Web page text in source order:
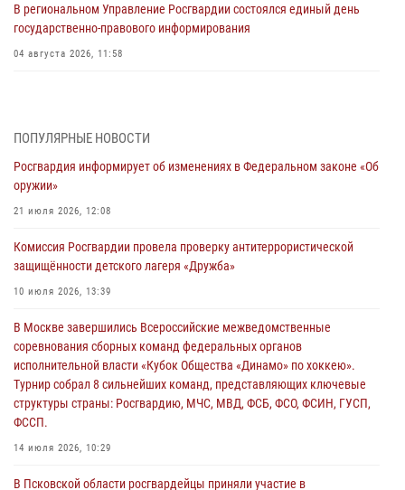
В региональном Управление Росгвардии состоялся единый день
государственно-правового информирования
04 августа 2026, 11:58
03 августа 2026, 17:21
21 единицу оружия изъяли Псковские росгвардейцы за неделю
03 августа 2026, 14:10
безопасности во время празднования Дня ВДВ
02 августа 2026, 13:28
улицу Труда
31 июля 2026, 13:53
В Санкт-Петербурге прошел окружной этап ежегодного
Всероссийского конкурса профессионального мастерства среди
сотрудников вневедомственной охраны Росгвардии, Псковские
Росгвардейцы одержали победу
ПОПУЛЯРНЫЕ НОВОСТИ
Росгвардия информирует об изменениях в Федеральном законе «Об
оружии»
21 июля 2026, 12:08
Комиссия Росгвардии провела проверку антитеррористической
защищённости детского лагеря «Дружба»
10 июля 2026, 13:39
В Москве завершились Всероссийские межведомственные
соревнования сборных команд федеральных органов
исполнительной власти «Кубок Общества «Динамо» по хоккею».
Турнир собрал 8 сильнейших команд, представляющих ключевые
структуры страны: Росгвардию, МЧС, МВД, ФСБ, ФСО, ФСИН, ГУСП,
ФССП.
14 июля 2026, 10:29
В Псковской области росгвардейцы приняли участие в